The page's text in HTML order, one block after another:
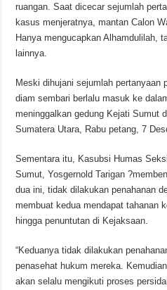
ruangan. Saat dicecar sejumlah
kasus menjeratnya, mantan Calon
Hanya mengucapkan Alhamdulilah,
lainnya.
Meski dihujani sejumlah pertanyaan
diam sembari berlalu masuk ke
meninggalkan gedung Kejati Sumut
Sumatera Utara, Rabu petang, 7
Sementara itu, Kasubsi Humas
Sumut, Yosgernold Tarigan
dua ini, tidak dilakukan penahanan
membuat kedua mendapat tahanan
hingga penuntutan di Kejaksaan.
“Keduanya tidak dilakukan
penasehat hukum mereka.
akan selalu mengikuti proses